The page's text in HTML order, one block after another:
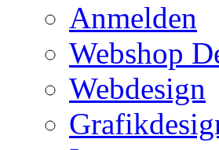
Anmelden
Webshop
Webdesign